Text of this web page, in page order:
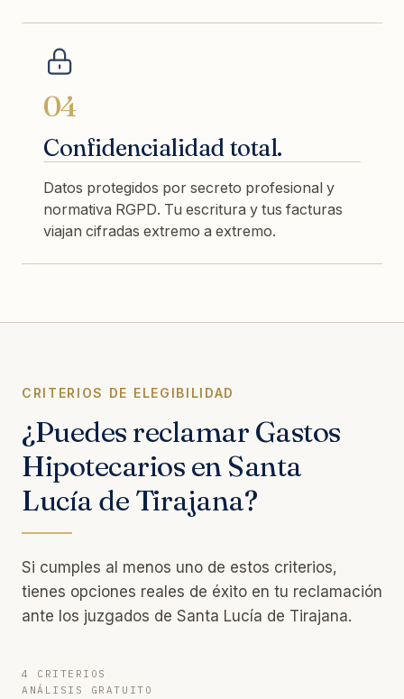
04
Confidencialidad total.
Datos protegidos por secreto profesional y
normativa RGPD. Tu escritura y tus facturas
viajan cifradas extremo a extremo.
CRITERIOS DE ELEGIBILIDAD
¿Puedes reclamar Gastos
Hipotecarios en Santa
Lucía de Tirajana?
Si cumples al menos uno de estos criterios,
tienes opciones reales de éxito en tu reclamación
ante los juzgados de Santa Lucía de Tirajana.
4 CRITERIOS
ANÁLISIS GRATUITO